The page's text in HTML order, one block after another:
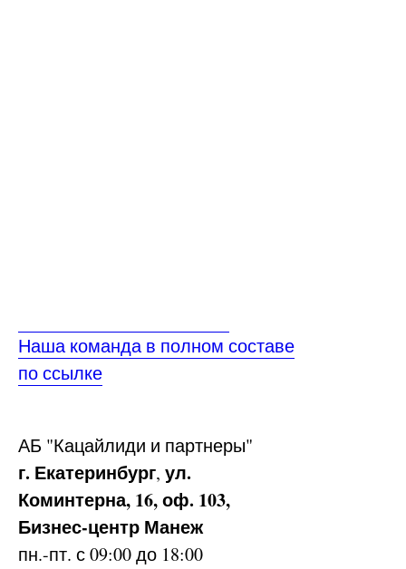
Наша команда в полном составе
по ссылке
АБ "Кацайлиди и партнеры"
г. Екатеринбург, ул.
Коминтерна, 16, оф. 103,
Бизнес-центр Манеж
пн.-пт. с 09:00 до 18:00